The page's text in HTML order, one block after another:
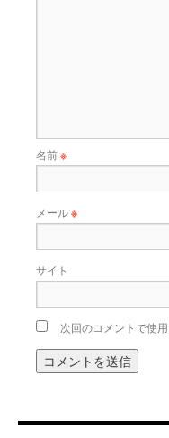
名前※
メール※
サイト
次回のコメントで使